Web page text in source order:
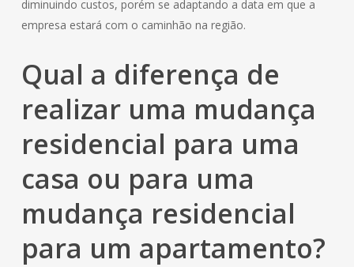
diminuindo custos, porém se adaptando a data em que a
empresa estará com o caminhão na região.
Qual a diferença de
realizar uma mudança
residencial para uma
casa ou para uma
mudança residencial
para um apartamento?